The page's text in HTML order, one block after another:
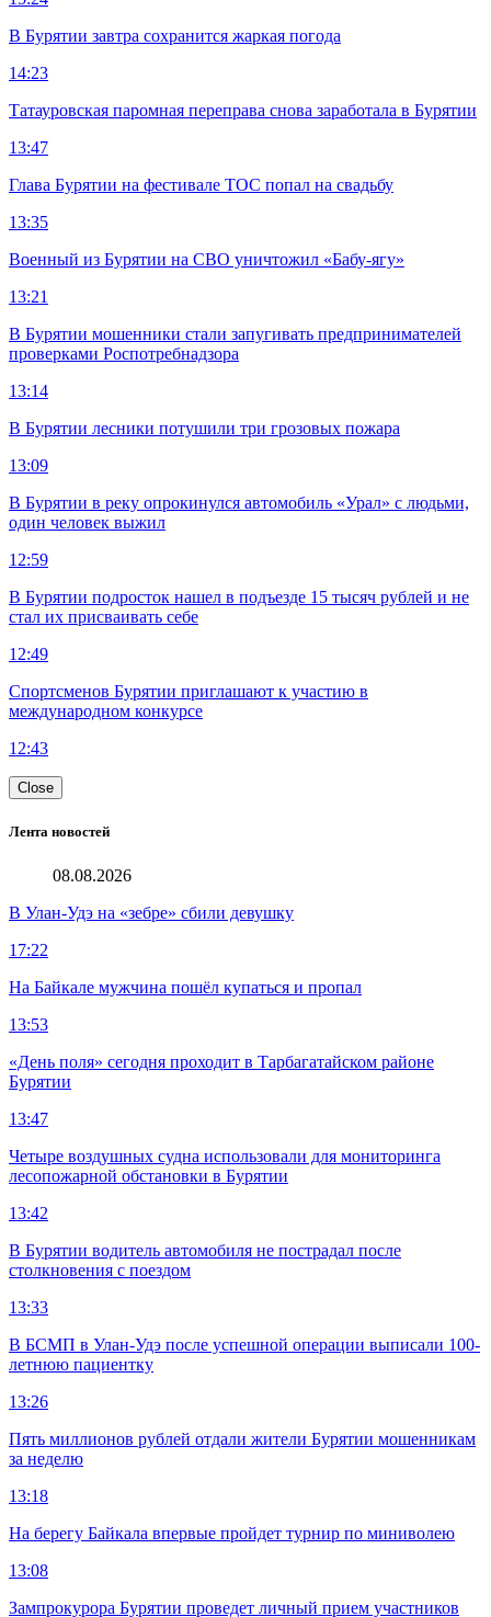
В Бурятии завтра сохранится жаркая погода
14:23
Татауровская паромная переправа снова заработала в Бурятии
13:47
Глава Бурятии на фестивале ТОС попал на свадьбу
13:35
Военный из Бурятии на СВО уничтожил «Бабу-ягу»
13:21
В Бурятии мошенники стали запугивать предпринимателей
проверками Роспотребнадзора
13:14
В Бурятии лесники потушили три грозовых пожара
13:09
В Бурятии в реку опрокинулся автомобиль «Урал» с людьми,
один человек выжил
12:59
В Бурятии подросток нашел в подъезде 15 тысяч рублей и не
стал их присваивать себе
12:49
Спортсменов Бурятии приглашают к участию в
международном конкурсе
12:43
Close
Лента новостей
08.08.2026
В Улан-Удэ на «зебре» сбили девушку
17:22
На Байкале мужчина пошёл купаться и пропал
13:53
«День поля» сегодня проходит в Тарбагатайском районе
Бурятии
13:47
Четыре воздушных судна использовали для мониторинга
лесопожарной обстановки в Бурятии
13:42
В Бурятии водитель автомобиля не пострадал после
столкновения с поездом
13:33
В БСМП в Улан-Удэ после успешной операции выписали 100-
летнюю пациентку
13:26
Пять миллионов рублей отдали жители Бурятии мошенникам
за неделю
13:18
На берегу Байкала впервые пройдет турнир по миниволею
13:08
Зампрокурора Бурятии проведет личный прием участников